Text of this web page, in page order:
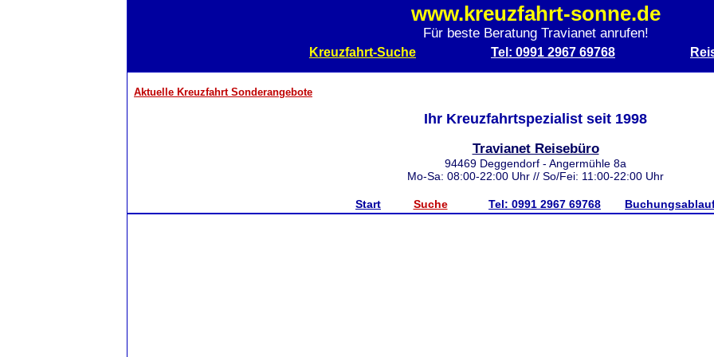
www.kreuzfahrt-sonne.de
Für beste Beratung Travianet anrufen!
Kreuzfahrt-Suche Tel: 0991 2967 69768
Aktuelle Kreuzfahrt Sonderangebote
Ihr Kreuzfahrtspezialist seit 1998
Travianet Reisebüro
94469 Deggendorf - Angermühle 8a
Mo-Sa: 08:00-22:00 Uhr // So/Fei: 11:00-22:00 Uhr
Start Suche Tel: 0991 2967 69768